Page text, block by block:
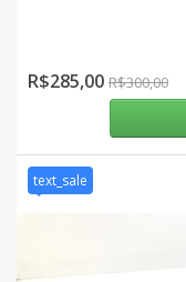
R$285,00 R$300,00
text_sale